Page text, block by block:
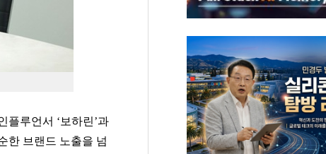
플루언서 ‘보하린’과
한 브랜드 노출을 넘